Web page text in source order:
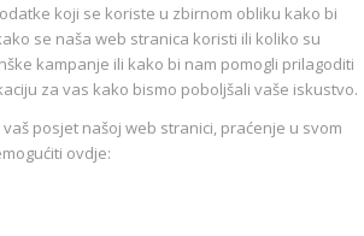
koji se koriste u zbirnom obliku kako bi
se naša web stranica koristi ili koliko su
kampanje ili kako bi nam pomogli prilagoditi
za vas kako bismo poboljšali vaše iskustvo.
posjet našoj web stranici, praćenje u svom
ovdje: